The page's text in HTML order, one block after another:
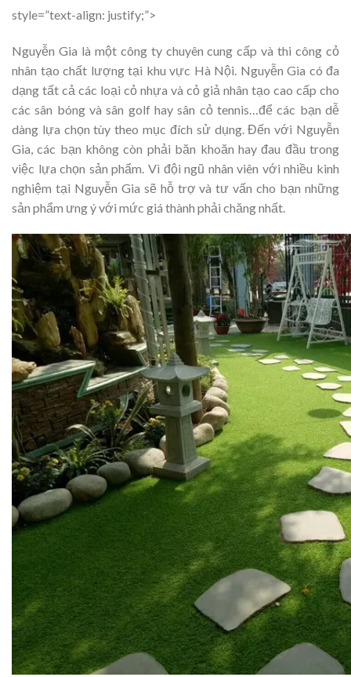
style=”text-align: justify;”>
Nguyễn Gia là một công ty chuyên cung cấp và thi công cỏ
nhân tạo chất lượng tại khu vực Hà Nội. Nguyễn Gia có đa
dạng tất cả các loại cỏ nhựa và cỏ giả nhân tạo cao cấp cho
các sân bóng và sân golf hay sân cỏ tennis…để các bạn dễ
dàng lựa chọn tùy theo mục đích sử dụng. Đến với Nguyễn
Gia, các bạn không còn phải băn khoăn hay đau đầu trong
việc lựa chọn sản phẩm. Vì đội ngũ nhân viên với nhiều kinh
nghiệm tại Nguyễn Gia sẽ hỗ trợ và tư vấn cho bạn những
sản phẩm ưng ý với mức giá thành phải chăng nhất.